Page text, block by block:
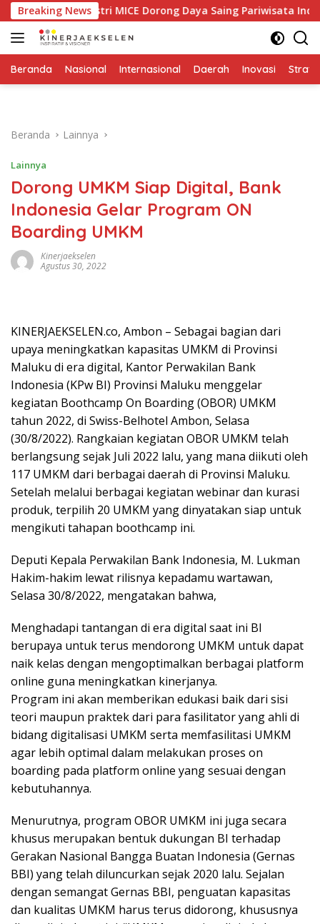
Langsung
ke
konten
Breaking News
Industri MICE Dorong Daya Saing Pariwisata Indonesia
Beranda Nasional Internasional Daerah Inovasi
Beranda Lainnya
Lainnya
Dorong UMKM Siap Digital, Bank
Indonesia Gelar Program ON
Boarding UMKM
Kinerjaekselen
Agustus 30, 2022
KINERJAEKSELEN.co, Ambon – Sebagai bagian dari
upaya meningkatkan kapasitas UMKM di Provinsi
Maluku di era digital, Kantor Perwakilan Bank
Indonesia (KPw BI) Provinsi Maluku menggelar
kegiatan Boothcamp On Boarding (OBOR) UMKM
tahun 2022, di Swiss-Belhotel Ambon, Selasa
(30/8/2022). Rangkaian kegiatan OBOR UMKM telah
berlangsung sejak Juli 2022 lalu, yang mana diikuti oleh
117 UMKM dari berbagai daerah di Provinsi Maluku.
Setelah melalui berbagai kegiatan webinar dan kurasi
produk, terpilih 20 UMKM yang dinyatakan siap untuk
mengikuti tahapan boothcamp ini.
Deputi Kepala Perwakilan Bank Indonesia, M. Lukman
Hakim-hakim lewat rilisnya kepadamu wartawan,
Selasa 30/8/2022, mengatakan bahwa,
Menghadapi tantangan di era digital saat ini BI
berupaya untuk terus mendorong UMKM untuk dapat
naik kelas dengan mengoptimalkan berbagai platform
online guna meningkatkan kinerjanya.
Program ini akan memberikan edukasi baik dari sisi
teori maupun praktek dari para fasilitator yang ahli di
bidang digitalisasi UMKM serta memfasilitasi UMKM
agar lebih optimal dalam melakukan proses on
boarding pada platform online yang sesuai dengan
kebutuhannya.
Menurutnya, program OBOR UMKM ini juga secara
khusus merupakan bentuk dukungan BI terhadap
Gerakan Nasional Bangga Buatan Indonesia (Gernas
BBI) yang telah diluncurkan sejak 2020 lalu. Sejalan
dengan semangat Gernas BBI, penguatan kapasitas
dan kualitas UMKM harus terus didorong, khususnya